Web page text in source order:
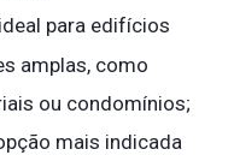
para edifícios
amplas, como
ou condomínios;
mais indicada